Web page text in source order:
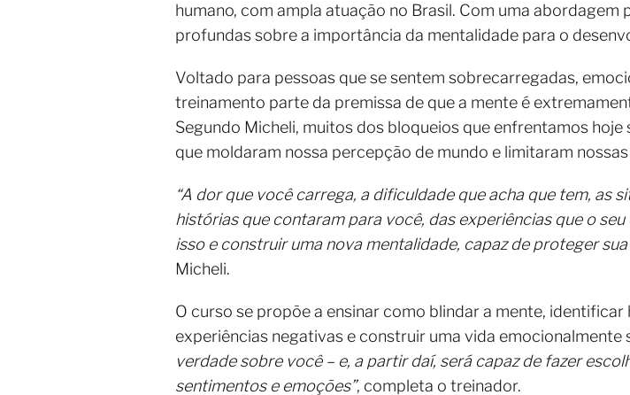
humano, com ampla atuação no Brasil. Com uma
profundas sobre a importância da mentalidade para o
Voltado para pessoas que se sentem sobrecarregadas,
treinamento parte da premissa de que a mente é
Segundo Micheli, muitos dos bloqueios que enfrentamos
que moldaram nossa percepção de mundo e limitaram
“A dor que você carrega, a dificuldade que acha que tem, as
histórias que contaram para você, das experiências que o
isso e construir uma nova mentalidade, capaz de proteger
Micheli.
O curso se propõe a ensinar como blindar a mente,
experiências negativas e construir uma vida emocionalmente
verdade sobre você – e, a partir daí, será capaz de fazer
sentimentos e emoções”, completa o treinador.